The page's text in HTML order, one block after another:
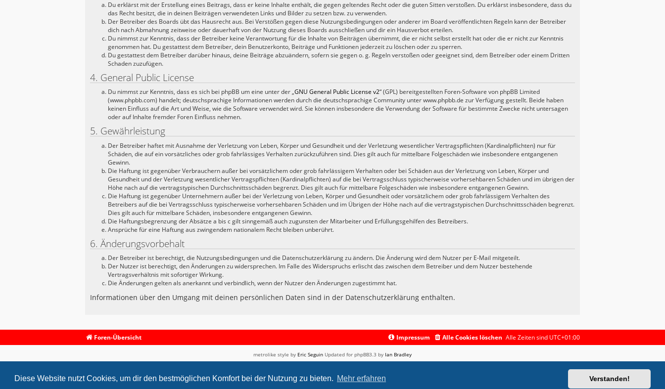
Diese Website nutzt Cookies, um dir den bestmöglichen Komfort bei der Nutzung zu bieten. Mehr erfahren Verstanden!
Du erklärst mit der Erstellung eines Beitrags, dass er keine Inhalte enthält, die gegen geltendes Recht oder die guten Sitten verstoßen. Du erklärst insbesondere, dass du
das Recht besitzt, die in deinen Beiträgen verwendeten Links und Bilder zu setzen bzw. zu verwenden.
Der Betreiber des Boards übt das Hausrecht aus. Bei Verstößen gegen diese Nutzungsbedingungen oder anderer im Board veröffentlichten Regeln kann der Betreiber
dich nach Abmahnung zeitweise oder dauerhaft von der Nutzung dieses Boards ausschließen und dir ein Hausverbot erteilen.
Du nimmst zur Kenntnis, dass der Betreiber keine Verantwortung für die Inhalte von Beiträgen übernimmt, die er nicht selbst erstellt hat oder die er nicht zur Kenntnis
genommen hat. Du gestattest dem Betreiber, dein Benutzerkonto, Beiträge und Funktionen jederzeit zu löschen oder zu sperren.
Du gestattest dem Betreiber darüber hinaus, deine Beiträge abzuändern, sofern sie gegen o. g. Regeln verstoßen oder geeignet sind, dem Betreiber oder einem Dritten
Schaden zuzufügen.
4. General Public License
Du nimmst zur Kenntnis, dass es sich bei phpBB um eine unter der „GNU General Public License v2“ (GPL) bereitgestellten Foren-Software von phpBB Limited
(www.phpbb.com) handelt; deutschsprachige Informationen werden durch die deutschsprachige Community unter www.phpbb.de zur Verfügung gestellt. Beide haben
keinen Einfluss auf die Art und Weise, wie die Software verwendet wird. Sie können insbesondere die Verwendung der Software für bestimmte Zwecke nicht untersagen
oder auf Inhalte fremder Foren Einfluss nehmen.
5. Gewährleistung
Der Betreiber haftet mit Ausnahme der Verletzung von Leben, Körper und Gesundheit und der Verletzung wesentlicher Vertragspflichten (Kardinalpflichten) nur für
Schäden, die auf ein vorsätzliches oder grob fahrlässiges Verhalten zurückzuführen sind. Dies gilt auch für mittelbare Folgeschäden wie insbesondere entgangenen
Gewinn.
Die Haftung ist gegenüber Verbrauchern außer bei vorsätzlichem oder grob fahrlässigem Verhalten oder bei Schäden aus der Verletzung von Leben, Körper und
Gesundheit und der Verletzung wesentlicher Vertragspflichten (Kardinalpflichten) auf die bei Vertragsschluss typischerweise vorhersehbaren Schäden und im übrigen der
Höhe nach auf die vertragstypischen Durchschnittsschäden begrenzt. Dies gilt auch für mittelbare Folgeschäden wie insbesondere entgangenen Gewinn.
Die Haftung ist gegenüber Unternehmern außer bei der Verletzung von Leben, Körper und Gesundheit oder vorsätzlichem oder grob fahrlässigem Verhalten des
Betreibers auf die bei Vertragsschluss typischerweise vorhersehbaren Schäden und im Übrigen der Höhe nach auf die vertragstypischen Durchschnittsschäden begrenzt.
Dies gilt auch für mittelbare Schäden, insbesondere entgangenen Gewinn.
Die Haftungsbegrenzung der Absätze a bis c gilt sinngemäß auch zugunsten der Mitarbeiter und Erfüllungsgehilfen des Betreibers.
Ansprüche für eine Haftung aus zwingendem nationalem Recht bleiben unberührt.
6. Änderungsvorbehalt
Der Betreiber ist berechtigt, die Nutzungsbedingungen und die Datenschutzerklärung zu ändern. Die Änderung wird dem Nutzer per E-Mail mitgeteilt.
Der Nutzer ist berechtigt, den Änderungen zu widersprechen. Im Falle des Widerspruchs erlischt das zwischen dem Betreiber und dem Nutzer bestehende
Vertragsverhältnis mit sofortiger Wirkung.
Die Änderungen gelten als anerkannt und verbindlich, wenn der Nutzer den Änderungen zugestimmt hat.
Informationen über den Umgang mit deinen persönlichen Daten sind in der Datenschutzerklärung enthalten.
Foren-Übersicht Alle Zeiten sind UTC+01:00
Alle Cookies löschen
Impressum
metrolike style by Eric Seguin Updated for phpBB3.3 by Ian Bradley
Powered byphpBB® Forum Software © phpBB Limited
Datenschutz|Nutzungsbedingungen